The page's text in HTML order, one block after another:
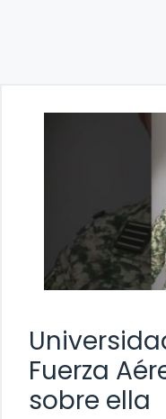
Fuerza
sobre ella